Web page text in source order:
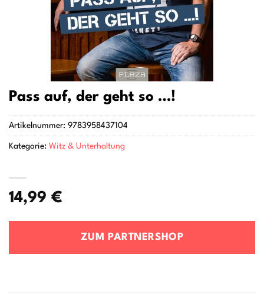
Pass auf, der geht so …!
14,99 €
ZUM PARTNERSHOP
Artikelnummer: 9783958437104
Kategorie: Witz & Unterhaltung